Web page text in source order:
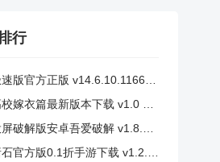
行
版官方正版 v14.6.10.11662安卓版
嫁衣篇最新版本下载 v1.0 安卓版
解版安卓吾爱破解 v1.8.36 安卓版
官方版0.1折手游下载 v1.2.2 安卓版